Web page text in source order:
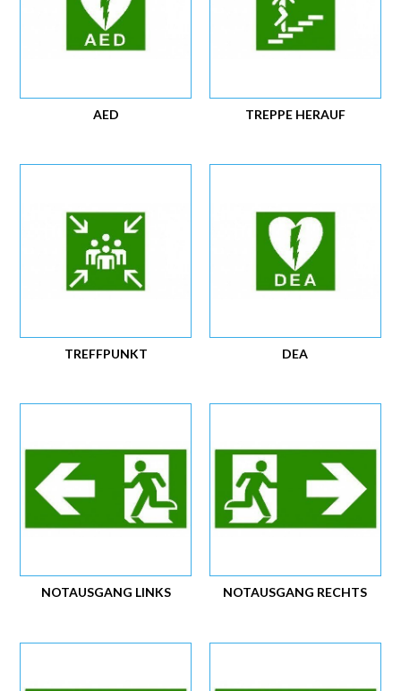
TREPPE HERAUF
AED
DEA
TREFFPUNKT
NOTAUSGANG RECHTS
NOTAUSGANG LINKS